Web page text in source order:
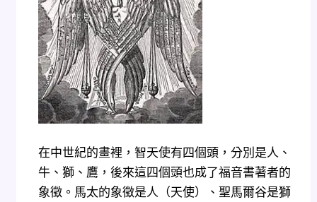
在中世紀的畫裡，智天使有四個頭，分別是人、
牛、獅、鷹，後來這四個頭也成了福音書著者的
象徵。馬太的象徵是人（天使）、聖馬爾谷是獅